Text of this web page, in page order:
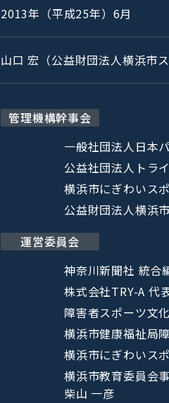
2013年（平成25年）6月
山口 宏 （公益財団法人横浜市
管理機構幹事会
一般社団法人日本
公益社団法人トラ
横浜市にぎわいス
公益財団法人横浜
運営委員会
神奈川新聞社 統
株式会社TRY-A
障害者スポーツ文
横浜市健康福祉
横浜市にぎわいス
横浜市教育委員会
柴山 一彦